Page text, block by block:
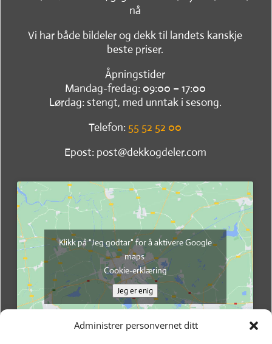
Administrer personvernet ditt
nå
Vi har både bildeler og dekk til landets kanskje
beste priser.
Åpningstider
Mandag-fredag: 09:00 – 17:00
Lørdag: stengt, med unntak i sesong.
Telefon: 55 52 52 00
Epost: post@dekkogdeler.com
Klikk på "Jeg godtar" for å aktivere Google
maps
Cookie-erklæring
Jeg er enig